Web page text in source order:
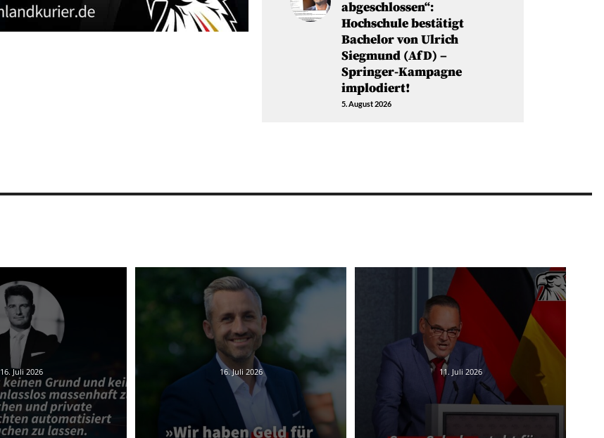
abgeschlossen“:
Hochschule bestätigt
Bachelor von Ulrich
Siegmund (AfD) –
Springer-Kampagne
implodiert!
5. August 2026
16. Juli 2026 16. Juli 2026 11. Juli 2026